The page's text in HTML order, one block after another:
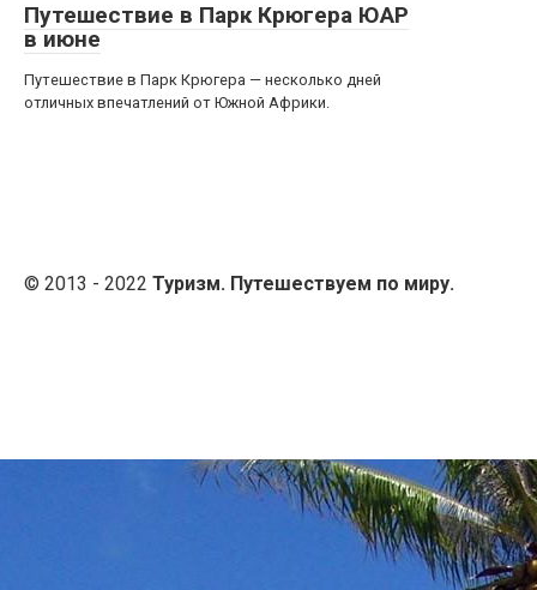
Путешествие в Парк Крюгера ЮАР
в июне
Путешествие в Парк Крюгера — несколько дней
отличных впечатлений от Южной Африки.
© 2013 - 2022 Туризм. Путешествуем по миру.